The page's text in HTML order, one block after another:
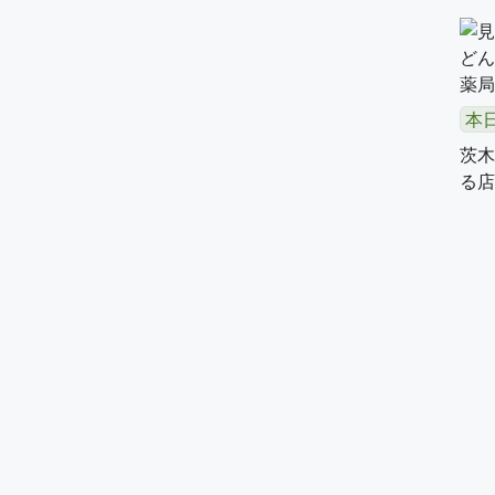
本
茨
る